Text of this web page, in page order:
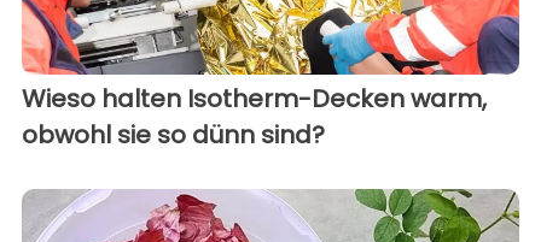
Wieso halten Isotherm-Decken warm,
obwohl sie so dünn sind?